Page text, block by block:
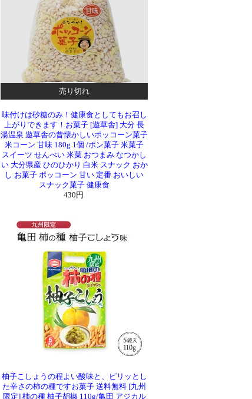
売り切れ
味付けは砂糖のみ！健康食としてもお召し
上がりできます！お菓子 [遊草舎] 大分 長
湯温泉 遊草舎の昔懐かしいポッコーン菓子
米コーン 甘味 180g 1個 /ポン菓子 米菓子
スイーツ せんべい 米菓 おつまみ なつかし
い 大分県産 ひのひかり 白米 スナック おか
し お菓子 ポッコーン 甘い 定番 おいしい
スナック菓子 健康食
430円
柚子こしょうの程よい酸味と、ピリッとし
た辛さの柿の種ですお菓子 送料無料 [九州
限定] 柿の種 柚子胡椒 110g/亀田 アジカル